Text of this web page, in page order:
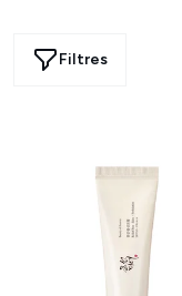
Filtres